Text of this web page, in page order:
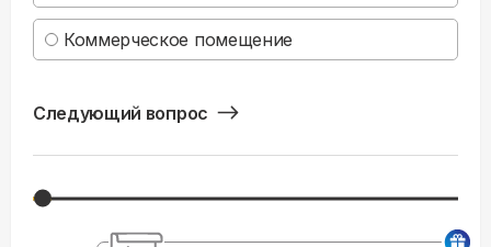
Коммерческое помещение
Следующий вопрос